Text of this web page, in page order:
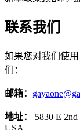
联系我们
如果您对我们使
们：
邮箱：
地址：
5830 E
USA